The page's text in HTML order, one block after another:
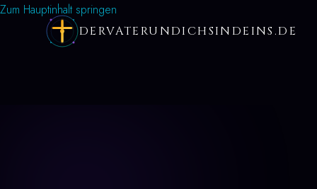
Zum Hauptinhalt springen
DERVATERUNDICHSINDEINS.DE